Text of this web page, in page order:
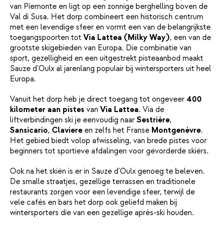
van Piemonte en ligt op een zonnige berghelling boven de
Val di Susa. Het dorp combineert een historisch centrum
met een levendige sfeer en vormt een van de belangrijkste
toegangspoorten tot Via Lattea (Milky Way), een van de
grootste skigebieden van Europa. Die combinatie van
sport, gezelligheid en een uitgestrekt pisteaanbod maakt
Sauze d'Oulx al jarenlang populair bij wintersporters uit heel
Europa.
Vanuit het dorp heb je direct toegang tot ongeveer 400
kilometer aan pistes van Via Lattea. Via de
liftverbindingen ski je eenvoudig naar Sestrière,
Sansicario, Claviere en zelfs het Franse Montgenèvre.
Het gebied biedt volop afwisseling, van brede pistes voor
beginners tot sportieve afdalingen voor gevorderde skiërs.
Ook na het skiën is er in Sauze d'Oulx genoeg te beleven.
De smalle straatjes, gezellige terrassen en traditionele
restaurants zorgen voor een levendige sfeer, terwijl de
vele cafés en bars het dorp ook geliefd maken bij
wintersporters die van een gezellige après-ski houden.